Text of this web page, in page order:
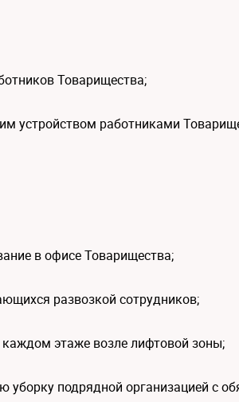
Товарищества;
устройством работниками
в офисе Товарищества;
развозкой сотрудников;
этаже возле лифтовой зоны;
подрядной организацией с